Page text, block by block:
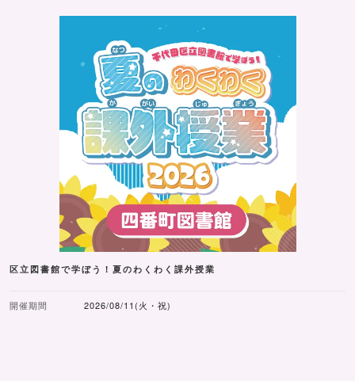
区立図書館で学ぼう！夏のわくわく課外授業
開催期間 2026/08/11(火・祝)